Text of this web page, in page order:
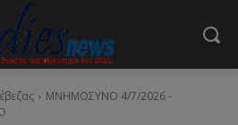
ΜΝΗΜΟΣΥΝΟ 4/7/2026 -